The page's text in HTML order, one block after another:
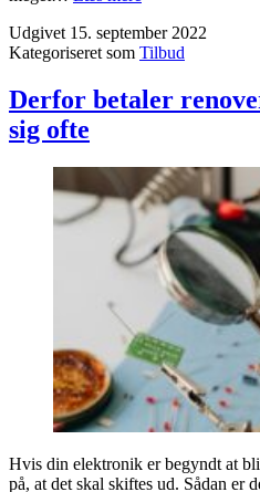
din
næste
er
et
Udgivet 15. september 2022
Kategoriseret som Tilbud
Derfor betaler
sig ofte
Hvis din elektronik er begyndt at
på, at det skal skiftes ud. Sådan er